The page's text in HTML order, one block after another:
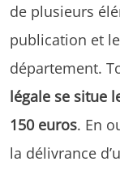
de plusieurs
publication et
département.
légale se situe
150 euros. En
la délivrance